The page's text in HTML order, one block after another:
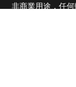
非商業用途，任